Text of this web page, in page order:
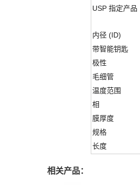
USP 指定产品
内径 (ID)
带智能钥匙
极性
毛细管
温度范围
相
膜厚度
规格
长度
相关产品：